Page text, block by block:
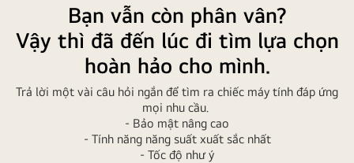
Bạn vẫn còn phân vân?
Vậy thì đã đến lúc đi tìm lựa chọn
hoàn hảo cho mình.
Trả lời một vài câu hỏi ngắn để tìm ra chiếc máy tính đáp ứng
mọi nhu cầu.
- Bảo mật nâng cao
- Tính năng năng suất xuất sắc nhất
- Tốc độ như ý